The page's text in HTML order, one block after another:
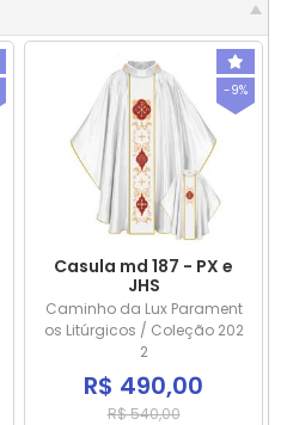
-9%
Casula md 187 - PX e
JHS
Caminho da Lux Parament
os Litúrgicos / Coleção 202
2
R$ 490,00
R$ 540,00